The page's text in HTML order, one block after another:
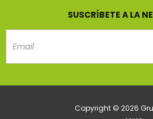
SUSCRÍBETE A LA
Copyright © 2026